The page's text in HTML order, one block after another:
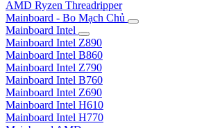
AMD Ryzen Threadripper
Mainboard - Bo Mạch Chủ
Mainboard Intel
Mainboard Intel Z890
Mainboard Intel B860
Mainboard Intel Z790
Mainboard Intel B760
Mainboard Intel Z690
Mainboard Intel H610
Mainboard Intel H770